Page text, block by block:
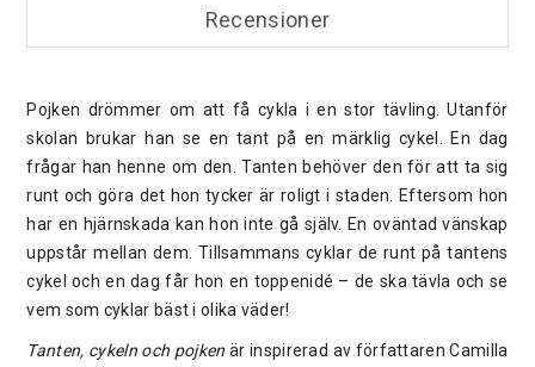
Recensioner
Pojken drömmer om att få cykla i en stor tävling. Utanför
skolan brukar han se en tant på en märklig cykel. En dag
frågar han henne om den. Tanten behöver den för att ta sig
runt och göra det hon tycker är roligt i staden. Eftersom hon
har en hjärnskada kan hon inte gå själv. En oväntad vänskap
uppstår mellan dem. Tillsammans cyklar de runt på tantens
cykel och en dag får hon en toppenidé – de ska tävla och se
vem som cyklar bäst i olika väder!
Tanten, cykeln och pojken är inspirerad av författaren Camilla